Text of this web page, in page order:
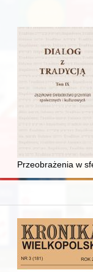
muzeów
Przeobrażenia w